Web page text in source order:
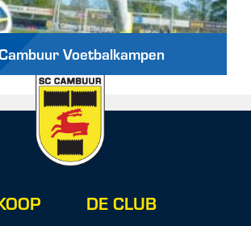
Voetbalkampen
DE CLUB